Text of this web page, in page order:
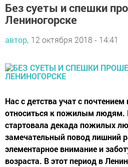
Без суеты и спешки
Лениногорске
автор, 12 октября 2018 - 14:41
Нас с детства учат с
относиться к пожилым людям.
стартовала декада пожилых
замечательный повод лишний
элементарное внимание и
возраста. В этот период в